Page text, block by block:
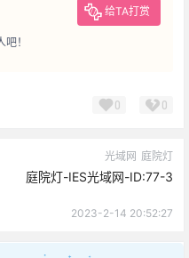
给TA打赏
！
0 0
光域网 庭院灯
庭院灯-IES光域网-ID:77-3
2023-2-14 20:52:27